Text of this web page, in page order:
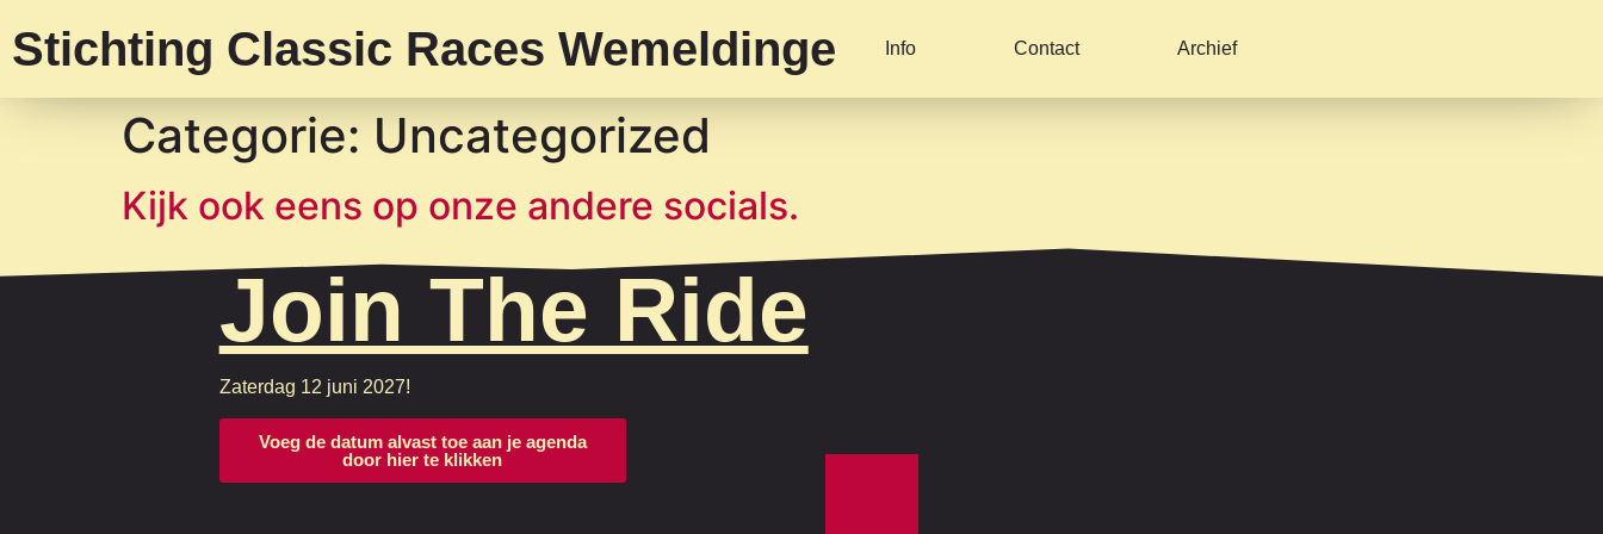
Stichting Classic Races Wemeldinge Info Contact Archief
Categorie: Uncategorized
Kijk ook eens op onze andere socials.
Join The Ride
Zaterdag 12 juni 2027!
Voeg de datum alvast toe aan je agenda
door hier te klikken